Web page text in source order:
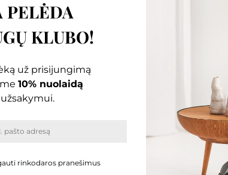
PELĖDA
KLUBO!
už prisijungimą
10% nuolaidą
rinkodaros pranešimus